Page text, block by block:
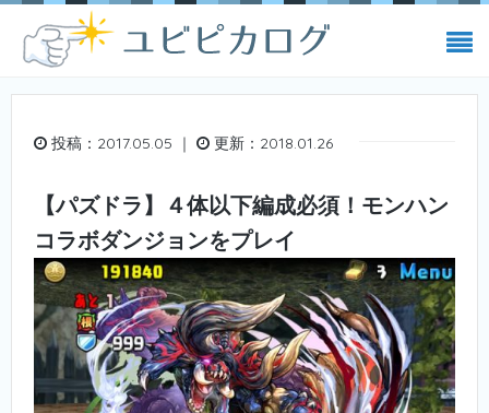
投稿：2017.05.05 ｜ 更新：2018.01.26
【パズドラ】４体以下編成必須！モンハン
コラボダンジョンをプレイ